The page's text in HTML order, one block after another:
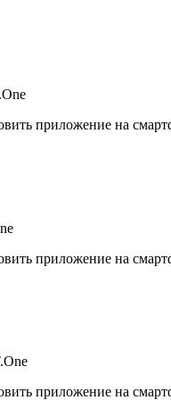
приложение на
приложение на
приложение на